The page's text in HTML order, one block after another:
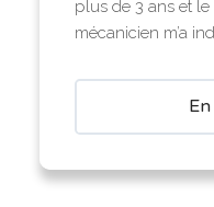
plus de 3 ans et
mécanicien m’a